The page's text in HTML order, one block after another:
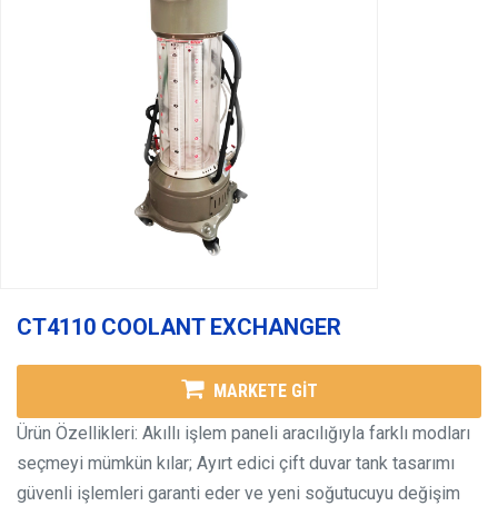
CT4110 COOLANT EXCHANGER
MARKETE GİT
Ürün Özellikleri: Akıllı işlem paneli aracılığıyla farklı modları
seçmeyi mümkün kılar; Ayırt edici çift duvar tank tasarımı
güvenli işlemleri garanti eder ve yeni soğutucuyu değişim